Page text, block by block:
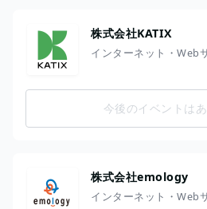
株式会社KATIX
インターネット・Web
今後のイベントは
株式会社emology
インターネット・Web